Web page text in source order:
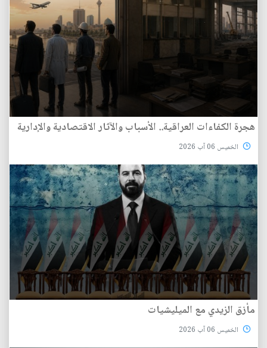
هجرة الكفاءات العراقية.. الأسباب والآثار الاقتصادية والإدارية
الخميس 06 آب 2026
مأزق الزيدي مع الميليشيات
الخميس 06 آب 2026